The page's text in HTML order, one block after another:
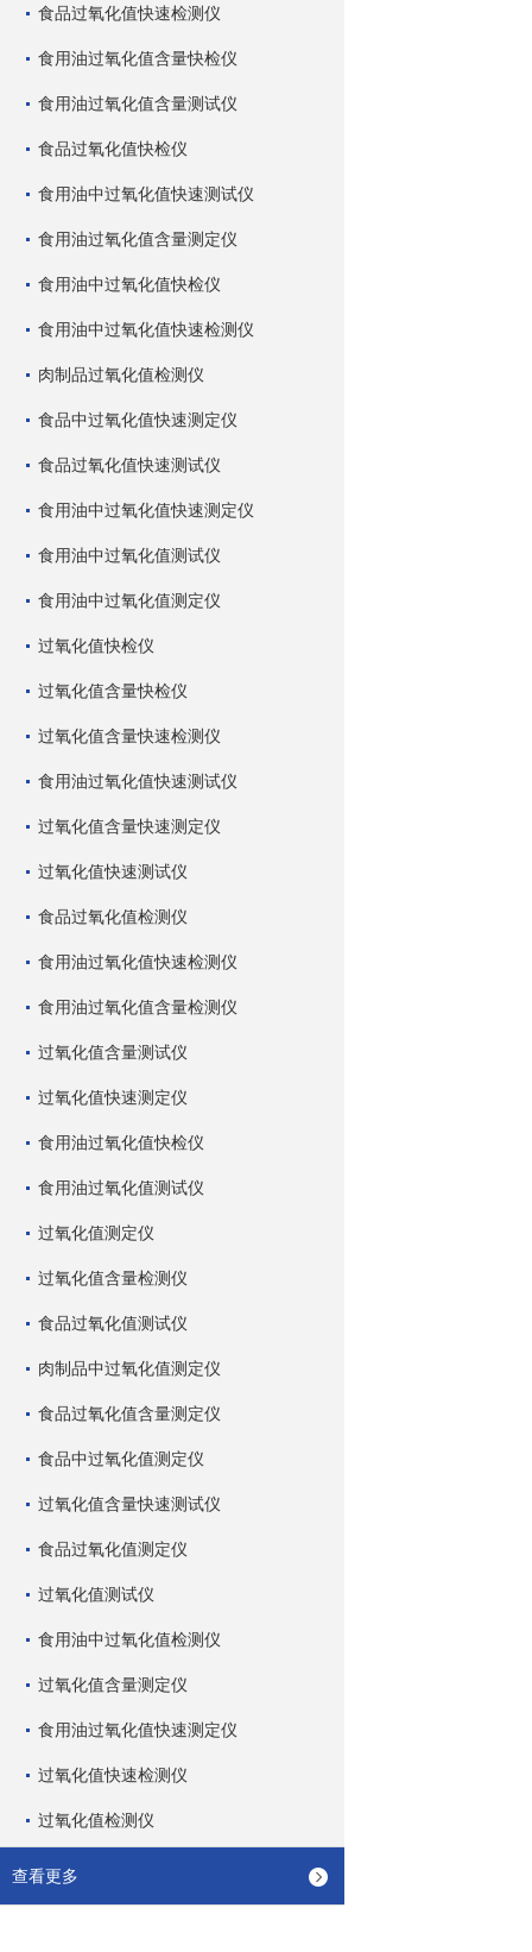
食品过氧化值快速检测仪
食用油过氧化值含量快检仪
食用油过氧化值含量测试仪
食品过氧化值快检仪
食用油中过氧化值快速测试仪
食用油过氧化值含量测定仪
食用油中过氧化值快检仪
食用油中过氧化值快速检测仪
肉制品过氧化值检测仪
食品中过氧化值快速测定仪
食品过氧化值快速测试仪
食用油中过氧化值快速测定仪
食用油中过氧化值测试仪
食用油中过氧化值测定仪
过氧化值快检仪
过氧化值含量快检仪
过氧化值含量快速检测仪
食用油过氧化值快速测试仪
过氧化值含量快速测定仪
过氧化值快速测试仪
食品过氧化值检测仪
食用油过氧化值快速检测仪
食用油过氧化值含量检测仪
过氧化值含量测试仪
过氧化值快速测定仪
食用油过氧化值快检仪
食用油过氧化值测试仪
过氧化值测定仪
过氧化值含量检测仪
食品过氧化值测试仪
肉制品中过氧化值测定仪
食品过氧化值含量测定仪
食品中过氧化值测定仪
过氧化值含量快速测试仪
食品过氧化值测定仪
过氧化值测试仪
食用油中过氧化值检测仪
过氧化值含量测定仪
食用油过氧化值快速测定仪
过氧化值快速检测仪
过氧化值检测仪
查看更多